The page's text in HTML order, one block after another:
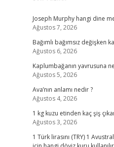
Joseph Murphy hangi dine
Ağustos 7, 2026
Bağımlı bağımsız değişken
Ağustos 6, 2026
Kaplumbağanın yavrusuna
Ağustos 5, 2026
Ava’nın anlamı nedir ?
Ağustos 4, 2026
1 kg kuzu etinden kaç şiş
Ağustos 3, 2026
1 Türk lirasını (TRY) 1